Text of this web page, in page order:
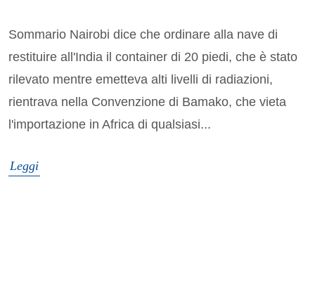
Sommario Nairobi dice che ordinare alla nave di
restituire all'India il container di 20 piedi, che è stato
rilevato mentre emetteva alti livelli di radiazioni,
rientrava nella Convenzione di Bamako, che vieta
l'importazione in Africa di qualsiasi...
Leggi